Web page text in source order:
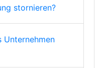
stornieren?
Unternehmen